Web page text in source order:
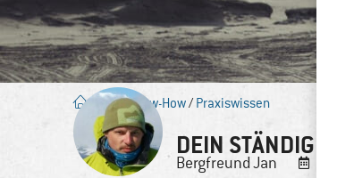
Blog/Know-How/ Praxiswissen
DEIN
BergfreundJan